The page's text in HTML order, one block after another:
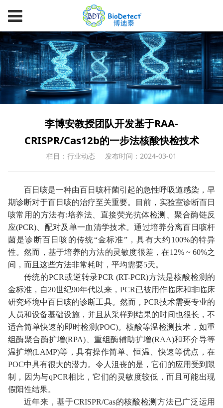
李博安教授团队开发基于RAA-
CRISPR/Cas12b的一步法核酸快检技术
栏目：行业动态 发布时间：2024-03-01
百日咳是一种由百日咳杆菌引起的急性呼吸道感染，早
期诊断对于百日咳的治疗至关重要。目前，实验室诊断百日
咳常用的方法有:培养法、直接荧光抗体检测、聚合酶链反
应(PCR) 、配对及单一血清学技术。通过培养分离百日咳杆
菌是诊断百日咳的传统“金标准”，具有大约 100%的特异
性。然而，基于培养的方法的灵敏度很差，在12% ~ 60%之
间，而且这些方法非常耗时，平均需要5天。
传统的PCR或逆转录PCR (RT-PCR)方法是核酸检测的
金标准，自20世纪90年代以来， PCR已被用作临床和非临床
研究环境中百日咳的诊断工具。然而， PCR技术需要专业的
人员和设备基础设施，并且 从采样到结果的时间也很长，不
适合简单快速的即时检测(POC)。核酸等温检测技术，如重
组酶聚合酶扩增(RPA) 、重组酶辅助扩增(RAA)和环介导等
温扩增(LAMP)等 ，具有操作简单、恒温、快速等优点，在
POC中具有很大的潜力。令人沮丧的是，它们的应用受到限
制，因为与qPCR相比，它们的灵敏度较低，而且可能出现
假阳性结果。
近年来，基于CRISPR/Cas的核酸检测方法已广泛运用